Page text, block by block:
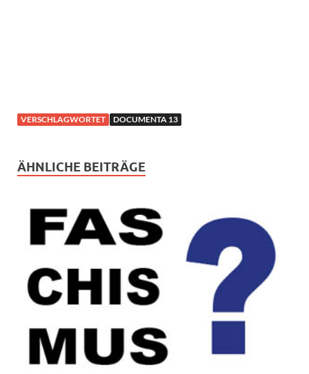
VERSCHLAGWORTET DOCUMENTA 13
ÄHNLICHE BEITRÄGE